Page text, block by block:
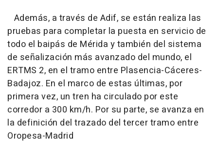
Además, a través de Adif, se están realiza las
pruebas para completar la puesta en servicio de
todo el baipás de Mérida y también del sistema
de señalización más avanzado del mundo, el
ERTMS 2, en el tramo entre Plasencia-Cáceres-
Badajoz. En el marco de estas últimas, por
primera vez, un tren ha circulado por este
corredor a 300 km/h. Por su parte, se avanza en
la definición del trazado del tercer tramo entre
Oropesa-Madrid